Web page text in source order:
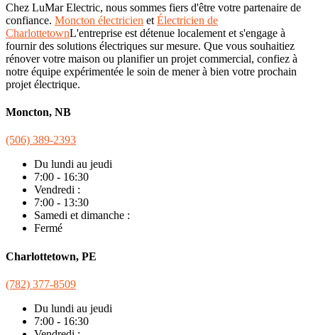
Chez LuMar Electric, nous sommes fiers d'être votre partenaire de
confiance. Moncton électricien et Électricien de
CharlottetownL'entreprise est détenue localement et s'engage à
fournir des solutions électriques sur mesure. Que vous souhaitiez
rénover votre maison ou planifier un projet commercial, confiez à
notre équipe expérimentée le soin de mener à bien votre prochain
projet électrique.
Moncton, NB
(506) 389-2393
Du lundi au jeudi
7:00 - 16:30
Vendredi :
7:00 - 13:30
Samedi et dimanche :
Fermé
Charlottetown, PE
(782) 377-8509
Du lundi au jeudi
7:00 - 16:30